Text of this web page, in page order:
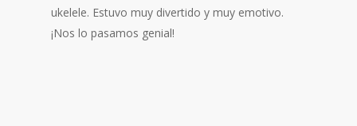
ukelele. Estuvo muy divertido y muy emotivo.
¡Nos lo pasamos genial!